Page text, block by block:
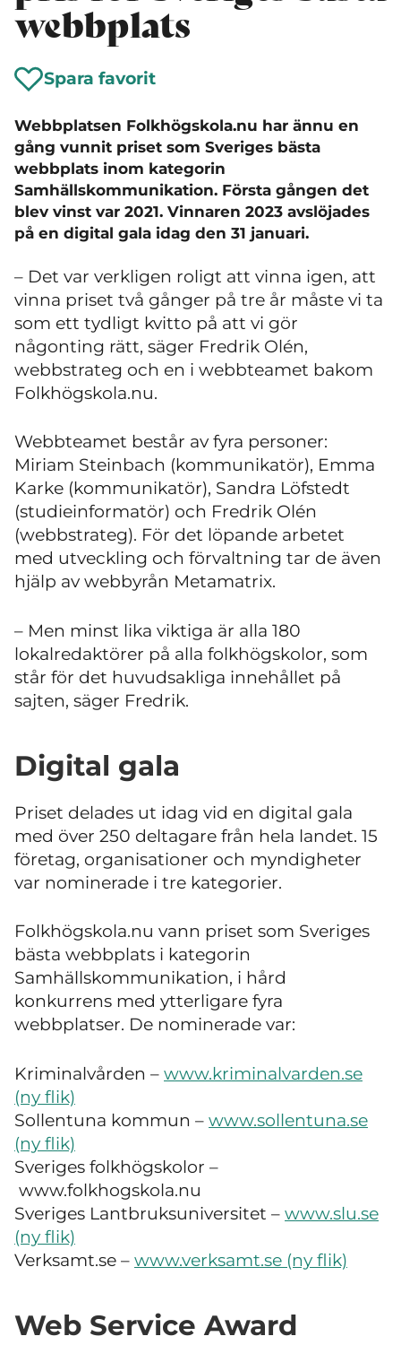
webbplats
Spara favorit
Webbplatsen Folkhögskola.nu har ännu en
gång vunnit priset som Sveriges bästa
webbplats inom kategorin
Samhällskommunikation. Första gången det
blev vinst var 2021. Vinnaren 2023 avslöjades
på en digital gala idag den 31 januari.
– Det var verkligen roligt att vinna igen, att
vinna priset två gånger på tre år måste vi ta
som ett tydligt kvitto på att vi gör
någonting rätt, säger Fredrik Olén,
webbstrateg och en i webbteamet bakom
Folkhögskola.nu.
Webbteamet består av fyra personer:
Miriam Steinbach (kommunikatör), Emma
Karke (kommunikatör), Sandra Löfstedt
(studieinformatör) och Fredrik Olén
(webbstrateg). För det löpande arbetet
med utveckling och förvaltning tar de även
hjälp av webbyrån Metamatrix.
– Men minst lika viktiga är alla 180
lokalredaktörer på alla folkhögskolor, som
står för det huvudsakliga innehållet på
sajten, säger Fredrik.
Digital gala
Priset delades ut idag vid en digital gala
med över 250 deltagare från hela landet. 15
företag, organisationer och myndigheter
var nominerade i tre kategorier.
Folkhögskola.nu vann priset som Sveriges
bästa webbplats i kategorin
Samhällskommunikation, i hård
konkurrens med ytterligare fyra
webbplatser. De nominerade var:
Kriminalvården – www.kriminalvarden.se
(ny flik)
Sollentuna kommun – www.sollentuna.se
(ny flik)
Sveriges folkhögskolor –
www.folkhogskola.nu
Sveriges Lantbruksuniversitet – www.slu.se
(ny flik)
Verksamt.se – www.verksamt.se (ny flik)
Web Service Award